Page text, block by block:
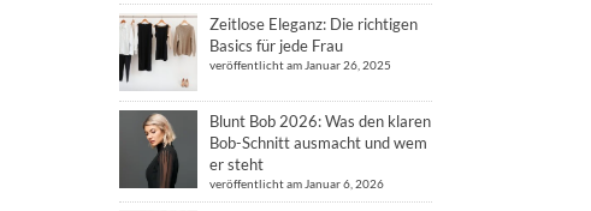
Zeitlose Eleganz: Die richtigen
Basics für jede Frau
veröffentlicht am Januar 26, 2025
Blunt Bob 2026: Was den klaren
Bob-Schnitt ausmacht und wem
er steht
veröffentlicht am Januar 6, 2026